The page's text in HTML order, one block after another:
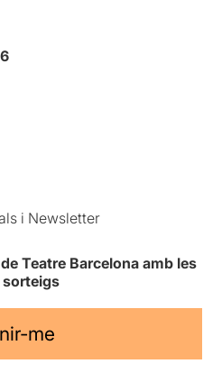
i Newsletter
Teatre Barcelona amb les
me